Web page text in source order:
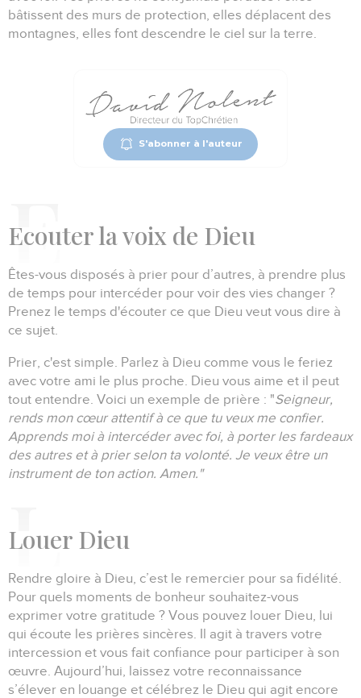
bâtissent des murs de protection, elles déplacent des
montagnes, elles font descendre le ciel sur la terre.
S'abonner à l'auteur
Ecouter la voix de Dieu
Êtes-vous disposés à prier pour d’autres, à prendre plus
de temps pour intercéder pour voir des vies changer ?
Prenez le temps d'écouter ce que Dieu veut vous dire à
ce sujet.
Prier, c'est simple. Parlez à Dieu comme vous le feriez
avec votre ami le plus proche. Dieu vous aime et il peut
tout entendre. Voici un exemple de prière : "Seigneur,
rends mon cœur attentif à ce que tu veux me confier.
Apprends moi à intercéder avec foi, à porter les fardeaux
des autres et à prier selon ta volonté. Je veux être un
instrument de ton action. Amen."
Louer Dieu
Rendre gloire à Dieu, c’est le remercier pour sa fidélité.
Pour quels moments de bonheur souhaitez-vous
exprimer votre gratitude ? Vous pouvez louer Dieu, lui
qui écoute les prières sincères.
Il agit à travers votre
intercession et vous fait confiance pour participer à son
œuvre. Aujourd’hui, laissez votre reconnaissance
s’élever en louange et célébrez le Dieu qui agit encore